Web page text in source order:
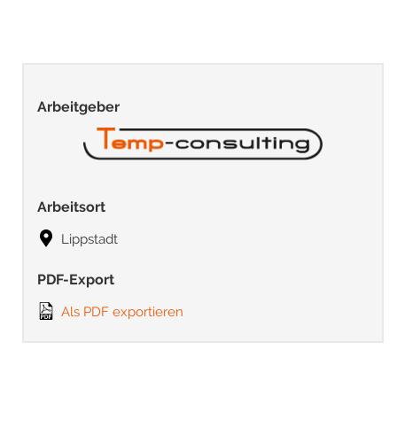
Arbeitgeber
Arbeitsort
Lippstadt
PDF-Export
Als PDF exportieren